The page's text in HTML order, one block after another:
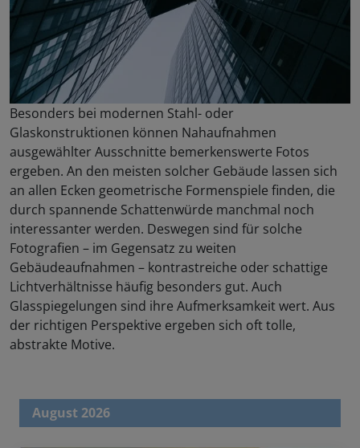
Besonders bei modernen Stahl- oder
Glaskonstruktionen können Nahaufnahmen
ausgewählter Ausschnitte bemerkenswerte Fotos
ergeben. An den meisten solcher Gebäude lassen sich
an allen Ecken geometrische Formenspiele finden, die
durch spannende Schattenwürde manchmal noch
interessanter werden. Deswegen sind für solche
Fotografien – im Gegensatz zu weiten
Gebäudeaufnahmen – kontrastreiche oder schattige
Lichtverhältnisse häufig besonders gut. Auch
Glasspiegelungen sind ihre Aufmerksamkeit wert. Aus
der richtigen Perspektive ergeben sich oft tolle,
abstrakte Motive.
August 2026